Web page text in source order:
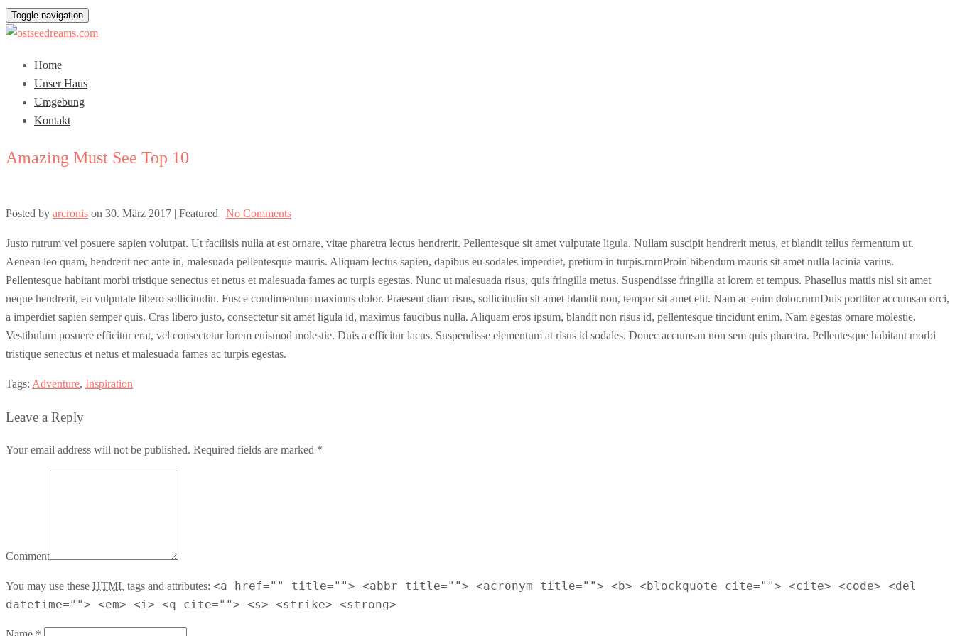
Toggle navigation
Home
Unser Haus
Umgebung
Kontakt
Amazing Must See Top 10
Posted by arcronis on 30. März 2017 | Featured | No Comments
Justo rutrum vel posuere sapien volutpat. Ut facilisis nulla at est ornare, vitae pharetra lectus hendrerit. Pellentesque sit amet vulputate ligula. Nullam suscipit hendrerit metus, et blandit tellus fermentum ut.
Aenean leo quam, hendrerit nec ante in, malesuada pellentesque mauris. Aliquam lectus sapien, dapibus eu sodales imperdiet, pretium in turpis.rnrnProin bibendum mauris sit amet nulla lacinia varius.
Pellentesque habitant morbi tristique senectus et netus et malesuada fames ac turpis egestas. Nunc ut malesuada risus, quis fringilla metus. Suspendisse fringilla at lorem et tempus. Phasellus mattis nisl sit amet
neque hendrerit, eu vulputate libero sollicitudin. Fusce condimentum maximus dolor. Praesent diam risus, sollicitudin sit amet blandit non, tempor sit amet elit. Nam ac enim dolor.rnrnDuis porttitor accumsan orci,
a imperdiet sapien semper quis. Cras libero justo, consectetur sit amet ligula id, maximus faucibus nulla. Aliquam eros ipsum, blandit non risus id, pellentesque tincidunt enim. Nam egestas ornare molestie.
Vestibulum posuere efficitur erat, vel consectetur lorem euismod molestie. Duis a efficitur lacus. Suspendisse elementum at risus id sodales. Donec accumsan non sem quis pharetra. Pellentesque habitant morbi
tristique senectus et netus et malesuada fames ac turpis egestas.
Tags: Adventure, Inspiration
Leave a Reply
Your email address will not be published. Required fields are marked *
Comment
You may use these HTML tags and attributes: <a href="" title=""> <abbr title=""> <acronym title=""> <b> <blockquote cite=""> <cite> <code> <del
datetime=""> <em> <i> <q cite=""> <s> <strike> <strong>